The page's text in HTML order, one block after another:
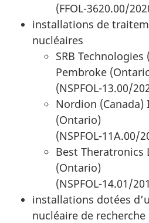
(FFOL-3620.00/
installations de
nucléaires
SRB Technologies
Pembroke
(NSPFOL-13.00/
Nordion (Canada)
(Ontario)
(NSPFOL-11A.00/
Best Theratronics
(Ontario)
(NSPFOL-14.01/
installations dotées
nucléaire de recherche